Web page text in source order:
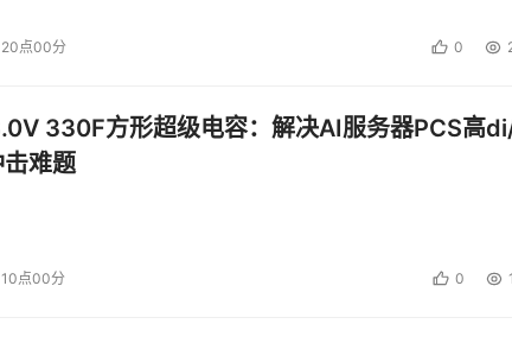
点00分 0
330F方形超级电容：解决AI服务器PCS高
难题
点00分 0